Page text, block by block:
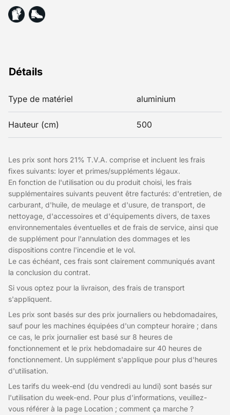
Détails
Type de matériel aluminium
Hauteur (cm) 500
Les prix sont hors 21% T.V.A. comprise et incluent les frais
fixes suivants: loyer et primes/suppléments légaux.
En fonction de l'utilisation ou du produit choisi, les frais
supplémentaires suivants peuvent être facturés: d'entretien, de
carburant, d'huile, de meulage et d'usure, de transport, de
nettoyage, d'accessoires et d'équipements divers, de taxes
environnementales éventuelles et de frais de service, ainsi que
de supplément pour l'annulation des dommages et les
dispositions contre l'incendie et le vol.
Le cas échéant, ces frais sont clairement communiqués avant
la conclusion du contrat.
Si vous optez pour la livraison, des frais de transport
s'appliquent.
Les prix sont basés sur des prix journaliers ou hebdomadaires,
sauf pour les machines équipées d'un compteur horaire ; dans
ce cas, le prix journalier est basé sur 8 heures de
fonctionnement et le prix hebdomadaire sur 40 heures de
fonctionnement. Un supplément s'applique pour plus d'heures
d'utilisation.
Les tarifs du week-end (du vendredi au lundi) sont basés sur
l'utilisation du week-end. Pour plus d'informations, veuillez-
vous référer à la page Location ; comment ça marche ?